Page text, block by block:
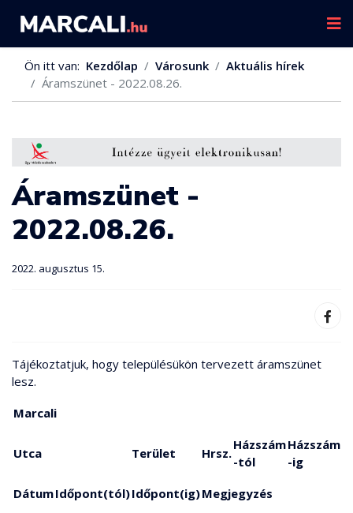
Ön itt van: Kezdőlap Városunk
Aktuális hírek
Áramszünet - 2022.08.26.
Áramszünet -
2022.08.26.
2022. augusztus 15.
Tájékoztatjuk, hogy településükön tervezett áramszünet
lesz.
Marcali
Utca Terület Hrsz.
Házszám
-tól
Házszám
-ig
DátumIdőpont(tól)Időpont(ig)Megjegyzés